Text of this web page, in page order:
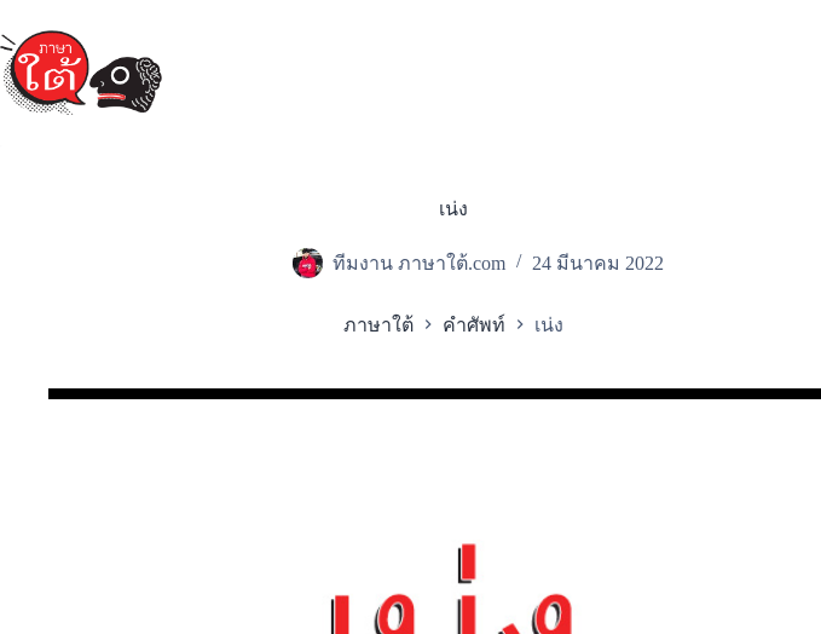
to
content
เน่ง
ทีมงาน ภาษาใต้.com 24 มีนาคม 2022
ภาษาใต้ คำศัพท์ เน่ง